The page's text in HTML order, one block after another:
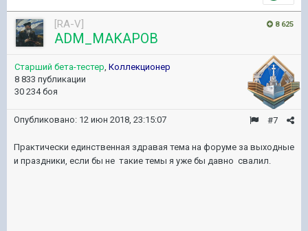
8 625
[RA-V]
ADM_MAKAPOB
Старший бета-тестер, Коллекционер
8 833 публикации
30 234 боя
#7
Опубликовано: 12 июн 2018, 23:15:07
Практически единственная здравая тема на форуме за выходные
и праздники, если бы не такие темы я уже бы давно свалил.